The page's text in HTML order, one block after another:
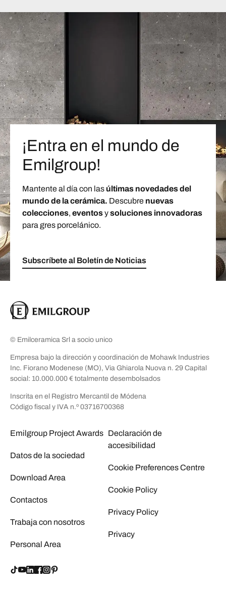
¡Entra en el mundo de
Emilgroup!
Mantente al día con las últimas novedades del
mundo de la cerámica. Descubre nuevas
colecciones, eventosysoluciones innovadoras
para gres porcelánico.
Subscríbete al Boletín de Noticias
© Emilceramica Srl a socio unico
Empresa bajo la dirección y coordinación de Mohawk Industries
Inc. Fiorano Modenese (MO), Via Ghiarola Nuova n. 29 Capital
social: 10.000.000 € totalmente desembolsados
Inscrita en el Registro Mercantil de Módena
Código fiscal y IVA n.º 03716700368
Emilgroup Project Awards
Datos de la sociedad
Download Area
Contactos
Trabaja con nosotros
Personal Area
Declaración de
accesibilidad
Cookie Preferences Centre
Cookie Policy
Privacy Policy
Privacy